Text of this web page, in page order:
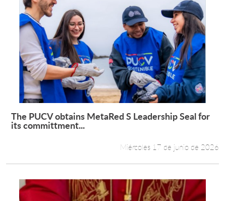
Leer más +
The PUCV obtains MetaRed S Leadership Seal for
its committment...
Miércoles 17 de junio de 2026